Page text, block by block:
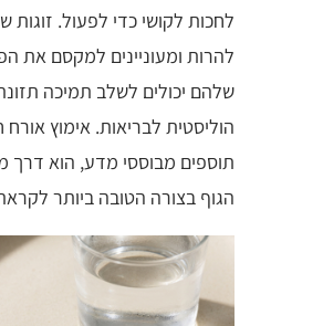
לחכות לקושי כדי לפעול. זוגות
להרות ומעוניינים למקסם את
שלהם יכולים לשלב תמיכה
הוליסטית לבריאות. אימוץ אורח
תוספים מבוססי מדע, הוא דרך
הגוף בצורה הטובה ביותר לקראת